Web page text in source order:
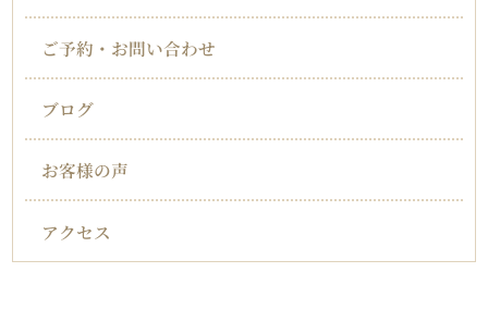
ご予約・お問い合わせ
ブログ
お客様の声
アクセス